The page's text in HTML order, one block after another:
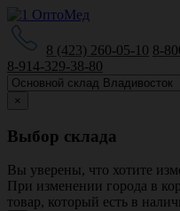
8 (423) 260-05-10 8-
8-914-329-38-80
×
Выбор склада
Вы уверены, что хотите
При изменении города в
товар, который есть в